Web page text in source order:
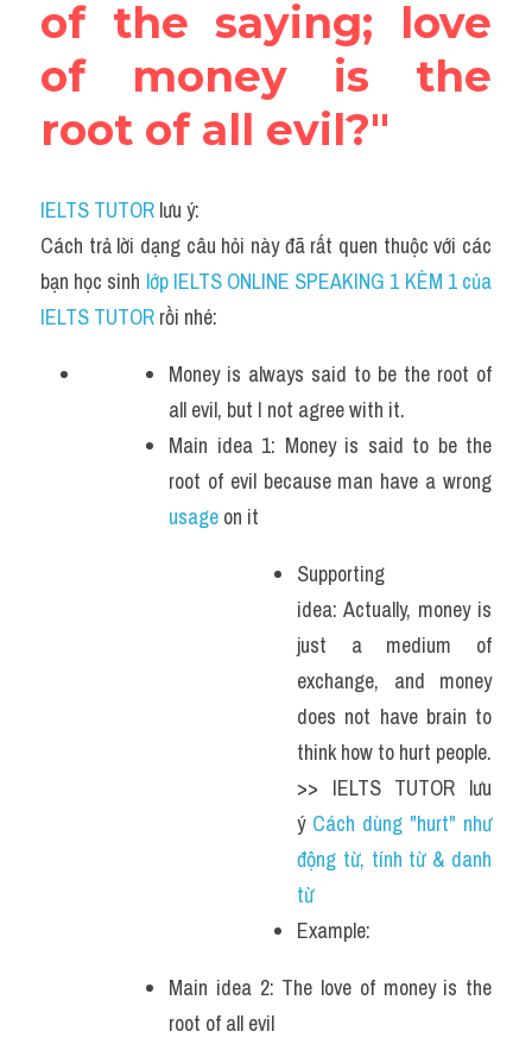
of the saying; love
of money is the
root of all evil?"
IELTS TUTOR lưu ý:
Cách trả lời dạng câu hỏi này đã rất quen thuộc với các
bạn học sinh lớp IELTS ONLINE SPEAKING 1 KÈM 1 của
IELTS TUTOR rồi nhé:
Money is always said to be the root of
all evil, but I not agree with it.
Main idea 1: Money is said to be the
usage on it
Supporting
idea: Actually, money is
just a medium of
exchange, and money
does not have brain to
think how to hurt people.
>> IELTS TUTOR lưu
ý Cách dùng "hurt" như
động từ, tính từ & danh
từ
Example:
Main idea 2: The love of money is the
root of all evil